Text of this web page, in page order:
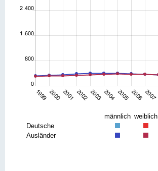
männlich weiblich
Deutsche
Ausländer